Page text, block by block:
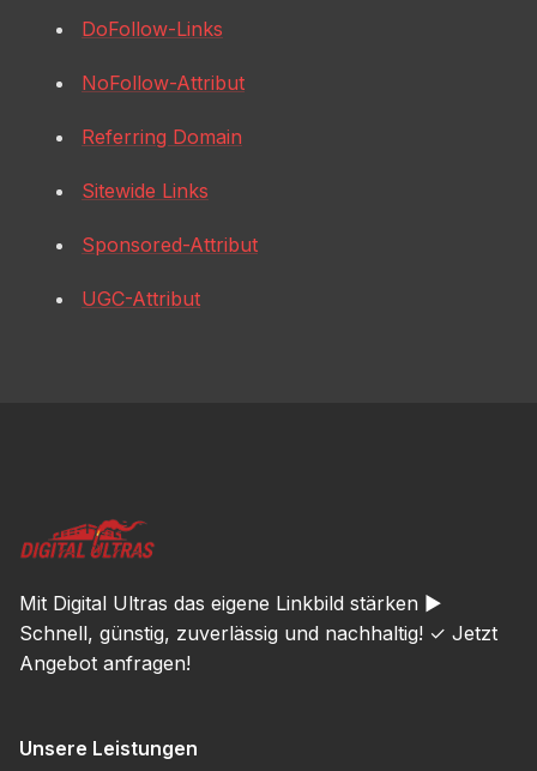
DoFollow-Links
NoFollow-Attribut
Referring Domain
Sitewide Links
Sponsored-Attribut
UGC-Attribut
Mit Digital Ultras das eigene Linkbild stärken ►
Schnell, günstig, zuverlässig und nachhaltig! ✓ Jetzt
Angebot anfragen!
Unsere Leistungen